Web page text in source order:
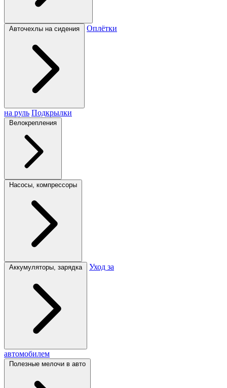
Авточехлы на сидения Оплётки
на руль Подкрылки
Велокрепления
Насосы, компрессоры
Аккумуляторы, зарядка Уход за
автомобилем
Полезные мелочи в авто